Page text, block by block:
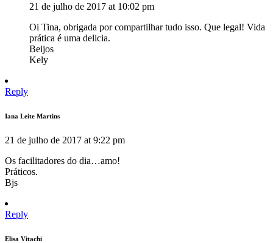
21 de julho de 2017 at 10:02 pm
Oi Tina, obrigada por compartilhar tudo isso. Que legal! Vida
prática é uma delicia.
Beijos
Kely
Reply
Iana Leite Martins
21 de julho de 2017 at 9:22 pm
Os facilitadores do dia…amo!
Práticos.
Bjs
Reply
Elisa Vitachi